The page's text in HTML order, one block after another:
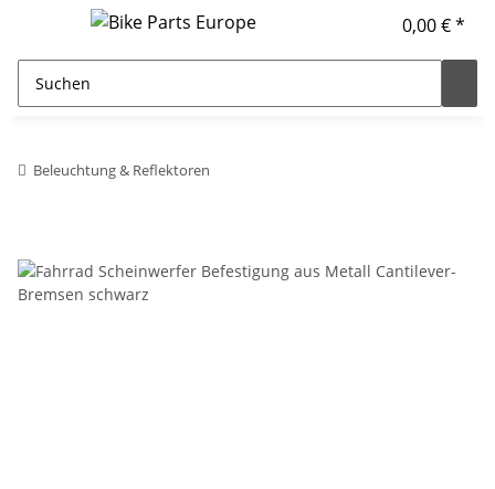
0,00 € *
Beleuchtung & Reflektoren